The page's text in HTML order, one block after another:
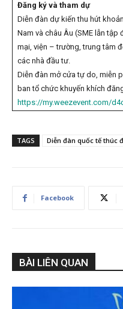
Đăng ký và tham dự
Diễn đàn dự kiến thu hút
Nam và châu Âu (SME lẫn
mại, viện – trường, trung tâm
các nhà đầu tư.
Diễn đàn mở cửa tự do, miễn
ban tổ chức khuyến khích
https://my.weezevent.com/
TAGS Diễn đàn quốc tế thúc
Facebook
BÀI LIÊN QUAN